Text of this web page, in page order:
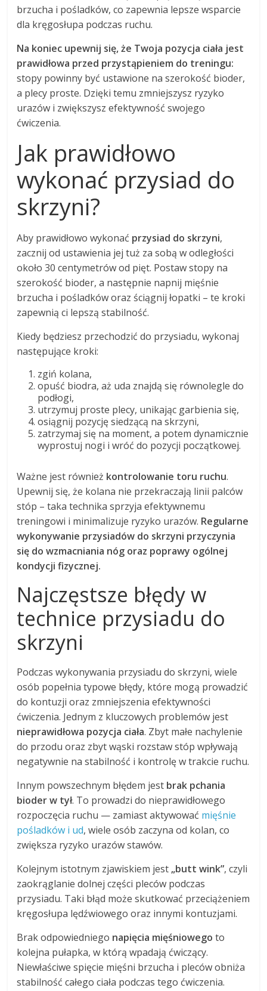
brzucha i pośladków, co zapewnia lepsze wsparcie
dla kręgosłupa podczas ruchu.
Na koniec upewnij się, że Twoja pozycja ciała jest
prawidłowa przed przystąpieniem do treningu:
stopy powinny być ustawione na szerokość bioder,
a plecy proste. Dzięki temu zmniejszysz ryzyko
urazów i zwiększysz efektywność swojego
ćwiczenia.
Jak prawidłowo
wykonać przysiad do
skrzyni?
Aby prawidłowo wykonać przysiad do skrzyni,
zacznij od ustawienia jej tuż za sobą w odległości
około 30 centymetrów od pięt. Postaw stopy na
szerokość bioder, a następnie napnij mięśnie
brzucha i pośladków oraz ściągnij łopatki – te kroki
zapewnią ci lepszą stabilność.
Kiedy będziesz przechodzić do przysiadu, wykonaj
następujące kroki:
zgiń kolana,
opuść biodra, aż uda znajdą się równolegle do
podłogi,
utrzymuj proste plecy, unikając garbienia się,
osiągnij pozycję siedzącą na skrzyni,
zatrzymaj się na moment, a potem dynamicznie
wyprostuj nogi i wróć do pozycji początkowej.
Ważne jest również kontrolowanie toru ruchu.
Upewnij się, że kolana nie przekraczają linii palców
stóp – taka technika sprzyja efektywnemu
treningowi i minimalizuje ryzyko urazów. Regularne
wykonywanie przysiadów do skrzyni przyczynia
się do wzmacniania nóg oraz poprawy ogólnej
kondycji fizycznej.
Najczęstsze błędy w
technice przysiadu do
skrzyni
Podczas wykonywania przysiadu do skrzyni, wiele
osób popełnia typowe błędy, które mogą prowadzić
do kontuzji oraz zmniejszenia efektywności
ćwiczenia. Jednym z kluczowych problemów jest
nieprawidłowa pozycja ciała. Zbyt małe nachylenie
do przodu oraz zbyt wąski rozstaw stóp wpływają
negatywnie na stabilność i kontrolę w trakcie ruchu.
Innym powszechnym błędem jest brak pchania
bioder w tył. To prowadzi do nieprawidłowego
rozpoczęcia ruchu — zamiast aktywować mięśnie
pośladków i ud, wiele osób zaczyna od kolan, co
zwiększa ryzyko urazów stawów.
Kolejnym istotnym zjawiskiem jest „butt wink”, czyli
zaokrąglanie dolnej części pleców podczas
przysiadu. Taki błąd może skutkować przeciążeniem
kręgosłupa lędźwiowego oraz innymi kontuzjami.
Brak odpowiedniego napięcia mięśniowego to
kolejna pułapka, w którą wpadają ćwiczący.
Niewłaściwe spięcie mięśni brzucha i pleców obniża
stabilność całego ciała podczas tego ćwiczenia.